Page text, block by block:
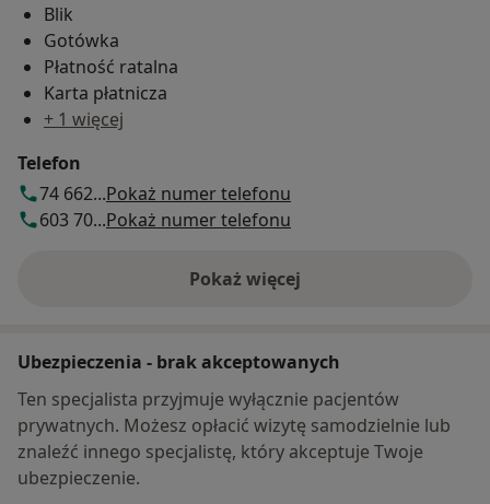
Blik
Gotówka
Płatność ratalna
Karta płatnicza
+ 1 więcej
Telefon
74 662...Pokaż numer telefonu
603 70...Pokaż numer telefonu
Pokaż więcej
o adresie
Ubezpieczenia - brak akceptowanych
Ten specjalista przyjmuje wyłącznie pacjentów
prywatnych. Możesz opłacić wizytę samodzielnie lub
znaleźć innego specjalistę, który akceptuje Twoje
ubezpieczenie.